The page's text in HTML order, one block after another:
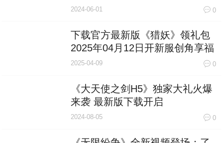
上
2024-06-01 0
下载官方最新版《猎妖》领礼包
2025年04月12日开新服创角享福
利
2025-04-09 0
《大天使之剑H5》独家大礼火爆
来袭 最新版下载开启
2024-08-05 0